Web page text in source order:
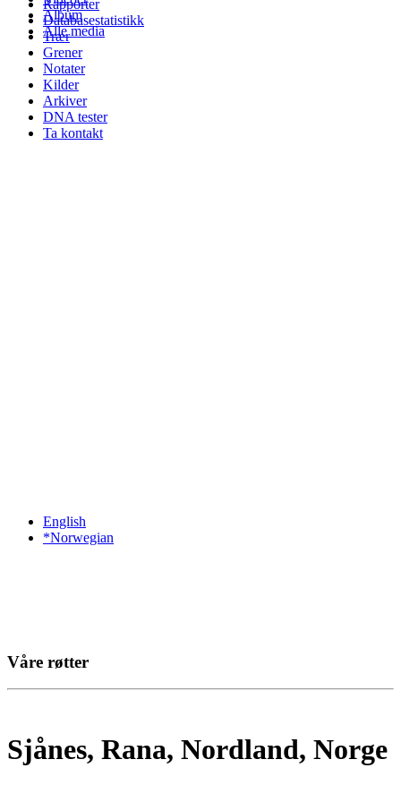
Album
Alle media
Rapporter
Databasestatistikk
Trær
Grener
Notater
Kilder
Arkiver
DNA tester
Ta kontakt
English
*Norwegian
Våre røtter
Sjånes, Rana, Nordland, Norge